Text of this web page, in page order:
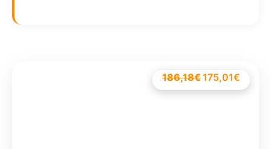
186,18€Le
prix
175,01€
prix
186,18€